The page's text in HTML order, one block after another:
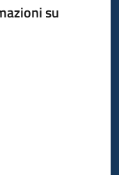
su